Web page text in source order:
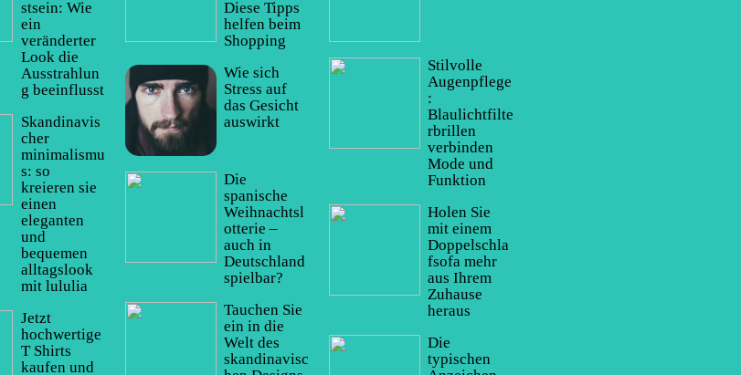
stsein: Wie
ein
veränderter
Look die
Ausstrahlun
g beeinflusst
Skandinavis
cher
minimalismu
s: so
kreieren sie
einen
eleganten
und
bequemen
alltagslook
mit lululia
Jetzt
hochwertige
T Shirts
kaufen und
Diese Tipps
helfen beim
Shopping
Wie sich
Stress auf
das Gesicht
auswirkt
Die
spanische
Weihnachtsl
otterie –
auch in
Deutschland
spielbar?
Tauchen Sie
ein in die
Welt des
skandinavisc
Stilvolle
Augenpflege
:
Blaulichtfilte
rbrillen
verbinden
Mode und
Funktion
Holen Sie
mit einem
Doppelschla
fsofa mehr
aus Ihrem
Zuhause
heraus
Die
typischen